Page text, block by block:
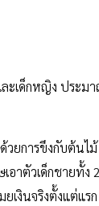
ะเด็กหญิง ประม
การขึงกับต้นไม้
อาตัวเด็กชายทั้ง
เงินจริงตั้งแต่แรก